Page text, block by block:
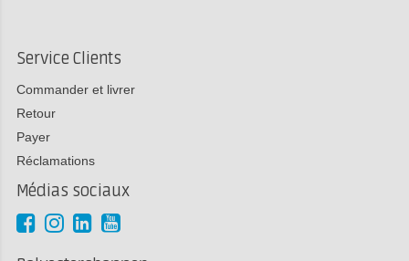
Service Clients
Commander et livrer
Retour
Payer
Réclamations
Médias sociaux